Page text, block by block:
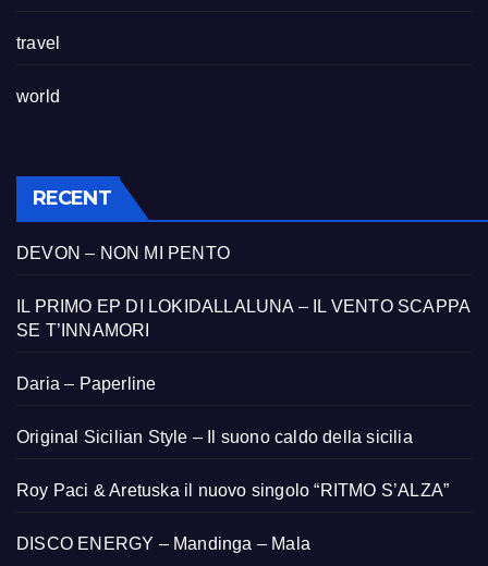
travel
world
RECENT
DEVON – NON MI PENTO
IL PRIMO EP DI LOKIDALLALUNA – IL VENTO SCAPPA
SE T’INNAMORI
Daria – Paperline
Original Sicilian Style – Il suono caldo della sicilia
Roy Paci & Aretuska il nuovo singolo “RITMO S’ALZA”
DISCO ENERGY – Mandinga – Mala